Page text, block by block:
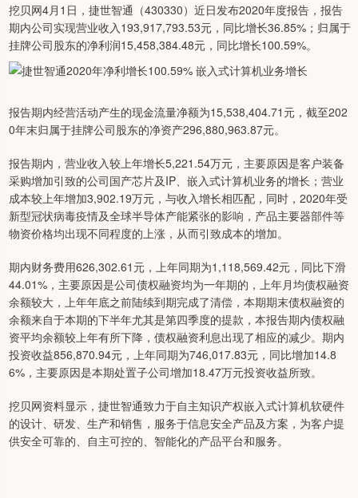
挖贝网4月1日，捷世智通（430330）近日发布2020年度报告，报告
期内公司实现营业收入193,917,793.53元，同比增长36.85%；归属于
挂牌公司股东的净利润15,458,384.48元，同比增长100.59%。
报告期内经营活动产生的现金流量净额为15,538,404.71元，截至202
0年末归属于挂牌公司股东的净资产296,880,963.87元。
报告期内，营业收入较上年增长5,221.54万元，主要原因是客户装备
采购增加引致的公司国产芯片及IP、嵌入式计算机业务的增长；营业
成本较上年增加3,902.19万元，与收入增长相匹配，同时，2020年受
新型冠状病毒疫情及全球半导体产能紧张的影响，产品主要器部件等
物资价格均出现不同程度的上涨，从而引致成本的增加。
期内财务费用626,302.61元，上年同期为1,118,569.42元，同比下滑
44.01%，主要原因是公司债权融资均为一年期的，上年月均债权融资
余额较大，上年年底之前陆续到期完成了清偿，本期期末债权融资的
余额来自于本期的下半年尤其是第四季度的提款，本报告期内债权融
资平均余额较上年有所下降，债权融资利息出现了相应的减少。期内
投资收益856,870.94元，上年同期为746,017.83元，同比增加14.8
6%，主要原因是本期处置子公司增加18.47万元投资收益所致。
挖贝网资料显示，捷世智通致力于自主知识产权嵌入式计算机软硬件
的设计、研发、生产和销售，服务于信息安全产品及方案，为客户提
供安全可靠的、自主可控的、智能化的产品平台和服务。